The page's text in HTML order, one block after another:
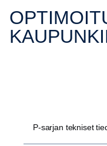
OPTIMOITU
P-sarjan tekniset